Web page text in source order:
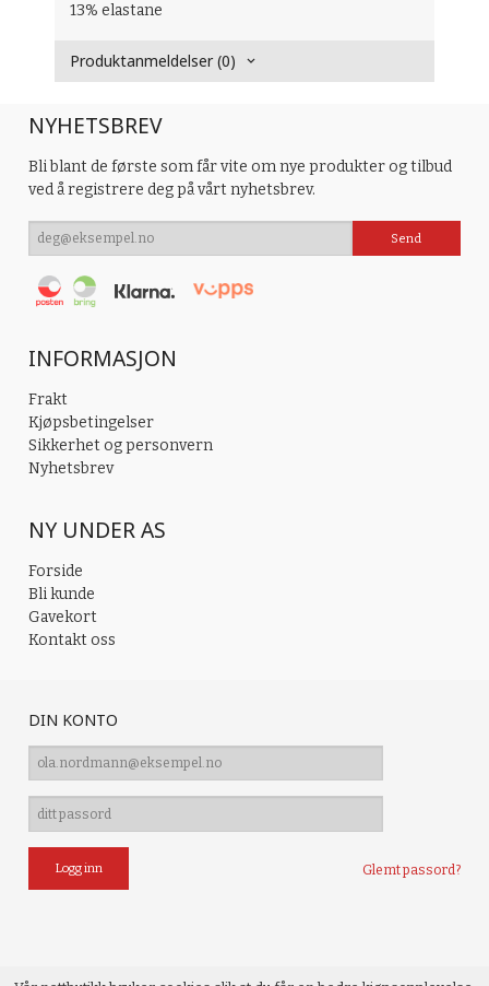
13% elastane
Produktanmeldelser (0)
NYHETSBREV
Bli blant de første som får vite om nye produkter og tilbud
ved å registrere deg på vårt nyhetsbrev.
INFORMASJON
Frakt
Kjøpsbetingelser
Sikkerhet og personvern
Nyhetsbrev
NY UNDER AS
Forside
Bli kunde
Gavekort
Kontakt oss
DIN KONTO
Glemt passord?